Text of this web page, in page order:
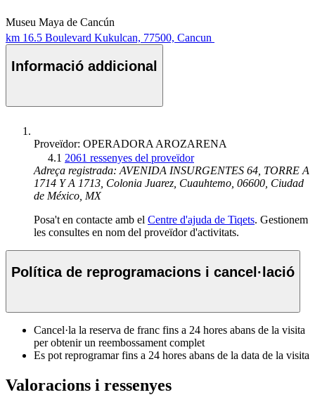
Museu Maya de Cancún
km 16.5 Boulevard Kukulcan, 77500, Cancun
Informació addicional
Proveïdor: OPERADORA AROZARENA
4.1 2061 ressenyes del proveïdor
Adreça registrada: AVENIDA INSURGENTES 64, TORRE A
1714 Y A 1713, Colonia Juarez, Cuauhtemo, 06600, Ciudad
de México, MX
Posa't en contacte amb el Centre d'ajuda de Tiqets. Gestionem
les consultes en nom del proveïdor d'activitats.
Política de reprogramacions i cancel·lació
Cancel·la la reserva de franc fins a 24 hores abans de la visita
per obtenir un reembossament complet
Es pot reprogramar fins a 24 hores abans de la data de la visita
Valoracions i ressenyes